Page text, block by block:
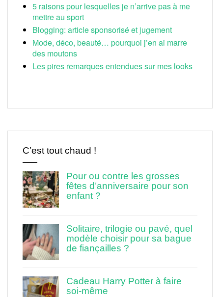
5 raisons pour lesquelles je n’arrive pas à me
mettre au sport
Blogging: article sponsorisé et jugement
Mode, déco, beauté… pourquoi j’en ai marre
des moutons
Les pires remarques entendues sur mes looks
C’est tout chaud !
Pour ou contre les grosses
fêtes d’anniversaire pour son
enfant ?
Solitaire, trilogie ou pavé, quel
modèle choisir pour sa bague
de fiançailles ?
Cadeau Harry Potter à faire
soi-même